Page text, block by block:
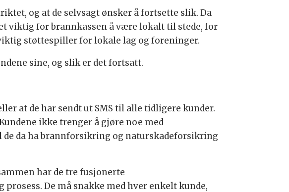
og at de selvsagt ønsker å fortsette slik. Da
viktig for brannkassen å være lokalt til stede, for
støttespiller for lokale lag og foreninger.
sine, og slik er det fortsatt.
at de har sendt ut SMS til alle tidligere kunder.
ikke trenger å gjøre noe med
da ha brannforsikring og naturskadeforsikring
har de tre fusjonerte
De må snakke med hver enkelt kunde,